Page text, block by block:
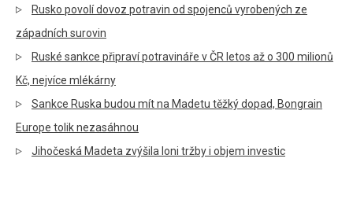
Rusko povolí dovoz potravin od spojenců vyrobených ze
západních surovin
Ruské sankce připraví potravináře v ČR letos až o 300 milionů
Kč, nejvíce mlékárny
Sankce Ruska budou mít na Madetu těžký dopad, Bongrain
Europe tolik nezasáhnou
Jihočeská Madeta zvýšila loni tržby i objem investic